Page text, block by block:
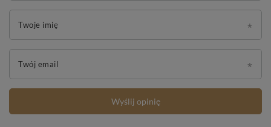
Twoje imię
Twój email
Wyślij opinię